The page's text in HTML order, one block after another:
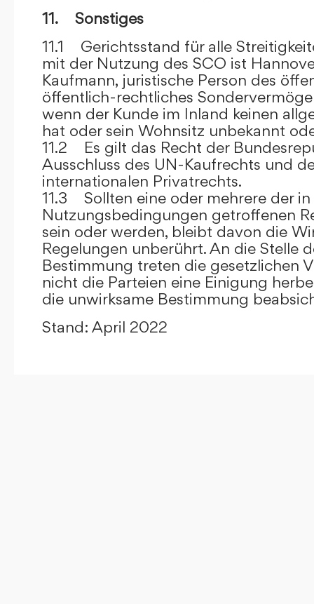
11. Sonstiges
11.1 Gerichtsstand für alle
mit der Nutzung des SCO ist
Kaufmann, juristische Person des
öffentlich-rechtliches
wenn der Kunde im Inland keinen
hat oder sein Wohnsitz unbekannt
11.2 Es gilt das Recht der
Ausschluss des UN-Kaufrechts und
internationalen Privatrechts.
11.3 Sollten eine oder mehrere der in
Nutzungsbedingungen getroffenen
sein oder werden, bleibt davon die
Regelungen unberührt. An die Stelle
Bestimmung treten die gesetzlichen
nicht die Parteien eine Einigung
die unwirksame Bestimmung
Stand: April 2022